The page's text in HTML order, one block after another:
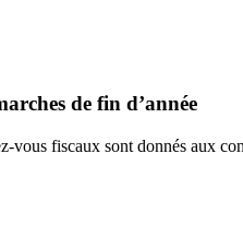
de fin d’année
vous fiscaux sont donnés aux